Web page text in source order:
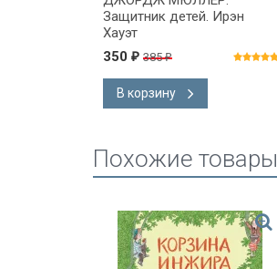
Защитник детей. Ирэн
Хауэт
350 ₽ 385₽
В корзину
Похожие товары